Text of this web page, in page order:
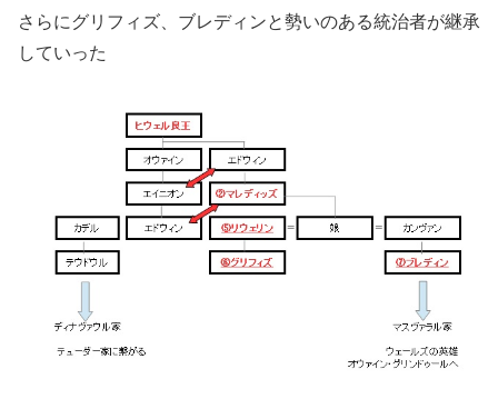
さらにグリフィズ、ブレディンと勢いのある統治者が継承
していった